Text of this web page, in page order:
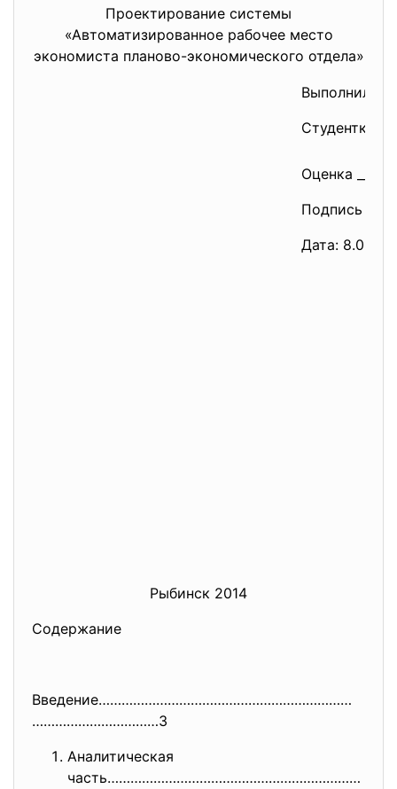
Проектирование системы
«Автоматизированное рабочее место
экономиста планово-экономического отдела»
Выполнила:
Студентка
Оценка
Подпись
Дата:
Рыбинск 2014
Содержание
Введение…………………………………………………………
……………………………3
Аналитическая
часть…………………………………………………………